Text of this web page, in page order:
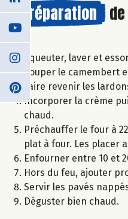
Préparation
Equeuter, laver et
Couper le camembert
Faire revenir les
Incorporer la crème
chaud.
Préchauffer le four à
plat à four. Les placer
Enfourner entre 10 et
Hors du feu, ajouter
Servir les pavés
Déguster bien chaud.